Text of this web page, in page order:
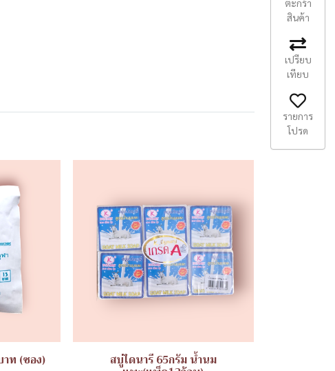
ท (ซอง) สบู่ไดนารี 65กรัม น้ำนม
ตะกร้า
สินค้า
เปรียบ
เทียบ
รายการ
โปรด